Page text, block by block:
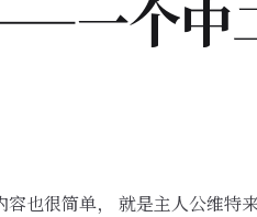
一个中
也很简单， 就是主人公维特